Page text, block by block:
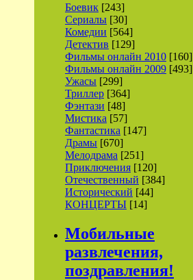
Боевик [243]
Сериалы [30]
Комедии [564]
Детектив [129]
Фильмы онлайн 2010 [160]
Фильмы онлайн 2009 [493]
Ужасы [299]
Триллер [364]
Фэнтази [48]
Мистика [57]
Фантастика [147]
Драмы [670]
Мелодрама [251]
Приключения [120]
Отечественный [384]
Исторический [44]
КОНЦЕРТЫ [14]
Мобильные
развлечения,
поздравления!